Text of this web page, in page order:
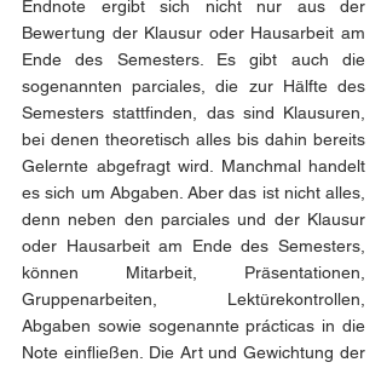
Endnote ergibt sich nicht nur aus der
Bewertung der Klausur oder Hausarbeit am
Ende des Semesters. Es gibt auch die
sogenannten parciales, die zur Hälfte des
Semesters stattfinden, das sind Klausuren,
bei denen theoretisch alles bis dahin bereits
Gelernte abgefragt wird. Manchmal handelt
es sich um Abgaben. Aber das ist nicht alles,
denn neben den parciales und der Klausur
oder Hausarbeit am Ende des Semesters,
können Mitarbeit, Präsentationen,
Gruppenarbeiten, Lektürekontrollen,
Abgaben sowie sogenannte prácticas in die
Note einfließen. Die Art und Gewichtung der